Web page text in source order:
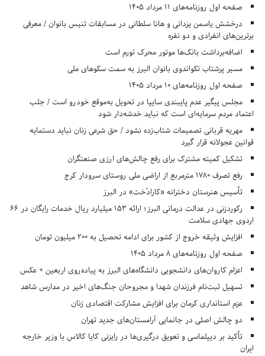
صفحه اول روزنامه‌های 11 مرداد 1405
درخشش یاسمن یزدانی و هانا سلطانی در مسابقات تنیس بانوان / معرفی
برترین‌های انفرادی و دو نفره
اضافه‌برداشت بانک‌ها موتور محرک تورم است
مسیر پرشتاب تکواندوی بانوان البرز به سمت سکوهای ملی
صفحه اول روزنامه‌های 10 مرداد 1405
مجلس پیگیر عدم پایبندی سایپا در تحویل به‌موقع خودرو است / جلب
اعتماد مردم سرمایه‌ای است که نباید خدشه‌دار شود
مهریه قربانی تصمیمات شتاب‌زده نشود / حق شرعی زنان نباید دستمایه
قوانین عجولانه قرار گیرد
تشکیل کمیته مشترک برای رفع چالش‌های ارزی صنعتگران
رفع تصرف ۱۷۸۰ مترمربع از اراضی ملی روستای سرودار کرج
تأسیس هنرستان دخترانه «کارادُخت» در البرز
رکوردزنی در عدالت درمانی البرز؛ ارائه ۱۵۳ میلیارد ریال خدمات رایگان در ۶۶
اردوی جهادی سلامت
افزایش وثیقه خروج از کشور برای ادامه تحصیل به ۲۰۰ میلیون تومان
صفحه اول روزنامه‌های 8 مرداد 1405
اعزام کاروان‌های دانشجویی دانشگاه‌های البرز به پیاده‌روی اربعین + عکس
تسهیل ثبت‌نام فرزندان شهدا و مجروحان جنگ‌های اخیر در مدارس شاهد
عزم استانداری کرمان برای افزایش مشارکت اقتصادی زنان
دو چالش اصلی در جانمایی آرامستان‌های جدید تهران
تأکید بر دیپلماسی و تعویق درگیری‌ها در رایزنی کایا کالاس با وزیر خارجه
ایران